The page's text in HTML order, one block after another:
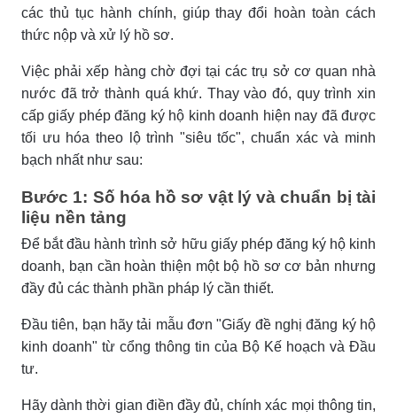
các thủ tục hành chính, giúp thay đổi hoàn toàn cách
thức nộp và xử lý hồ sơ.
Việc phải xếp hàng chờ đợi tại các trụ sở cơ quan nhà
nước đã trở thành quá khứ. Thay vào đó, quy trình xin
cấp giấy phép đăng ký hộ kinh doanh hiện nay đã được
tối ưu hóa theo lộ trình "siêu tốc", chuẩn xác và minh
bạch nhất như sau:
Bước 1: Số hóa hồ sơ vật lý và chuẩn bị tài
liệu nền tảng
Để bắt đầu hành trình sở hữu giấy phép đăng ký hộ kinh
doanh, bạn cần hoàn thiện một bộ hồ sơ cơ bản nhưng
đầy đủ các thành phần pháp lý cần thiết.
Đầu tiên, bạn hãy tải mẫu đơn "Giấy đề nghị đăng ký hộ
kinh doanh" từ cổng thông tin của Bộ Kế hoạch và Đầu
tư.
Hãy dành thời gian điền đầy đủ, chính xác mọi thông tin,